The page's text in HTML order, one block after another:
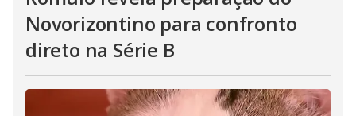
Novorizontino para confronto
direto na Série B